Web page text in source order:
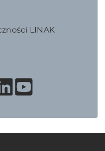
LINAK